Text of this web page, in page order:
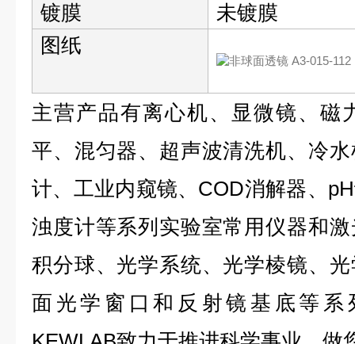
镀膜
未镀膜
图纸
主营产品有离心机、显微镜、磁
平、混匀器、超声波清洗机、冷
计、工业内窥镜、COD消解器、
浊度计等系列实验室常用仪器和
积分球、光学系统、光学棱镜、
面光学窗口和反射镜基底等系